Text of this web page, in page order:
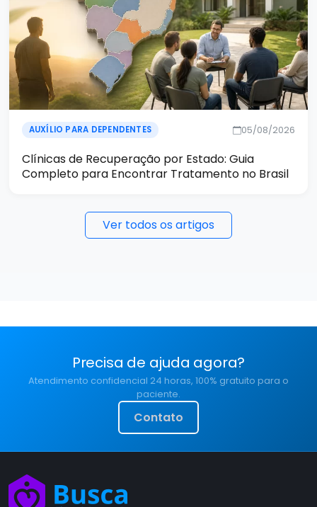
AUXÍLIO PARA DEPENDENTES 05/08/2026
Clínicas de Recuperação por Estado: Guia
Completo para Encontrar Tratamento no Brasil
Ver todos os artigos
Precisa de ajuda agora?
Atendimento confidencial 24 horas, 100% gratuito para o
paciente.
Contato